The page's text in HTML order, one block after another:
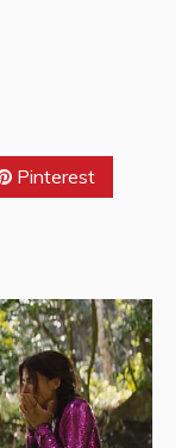
Pinterest